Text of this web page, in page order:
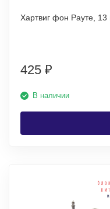
425 ₽
В наличии